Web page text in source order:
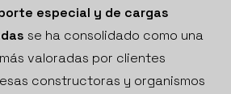
especial y de cargas
se ha consolidado como una
valoradas por clientes
constructoras y organismos